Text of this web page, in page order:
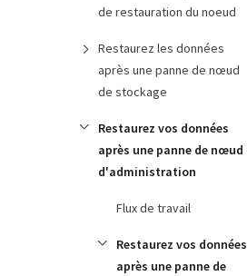
de restauration du noeud
Restaurez les données
après une panne de nœud
de stockage
Restaurez vos données
après une panne de nœud
d'administration
Flux de travail
Restaurez vos données
après une panne de